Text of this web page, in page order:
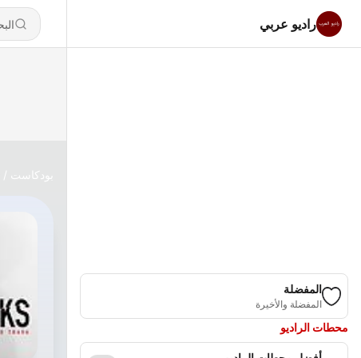
راديو عربي
المفضلة
المفضلة والأخيرة
محطات الراديو
بودكاست